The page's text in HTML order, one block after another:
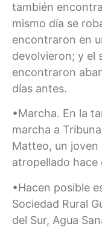
también
mismo día se
encontraron en
devolvieron; y el
encontraron
días antes.
•Marcha. En la
marcha a
Matteo, un joven
atropellado hace
•Hacen posible
Sociedad Rural
del Sur, Agua